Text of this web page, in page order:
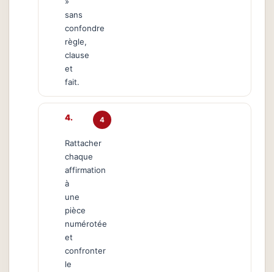
sans
confondre
règle,
clause
et
fait.
4
Rattacher
chaque
affirmation
à
une
pièce
numérotée
et
confronter
le